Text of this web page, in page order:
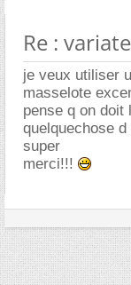
Re :
je veux utiliser
masselote
pense q on doit
quelquechose
super
merci!!!